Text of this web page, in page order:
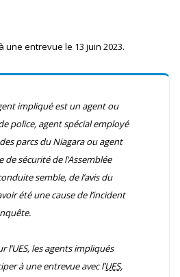
une entrevue le 13 juin 2023.
impliqué est un agent ou
police, agent spécial employé
parcs du Niagara ou agent
de sécurité de l’Assemblée
semble, de l’avis du
été une cause de l’incident
l’UES, les agents impliqués
à une entrevue avec l’UES,